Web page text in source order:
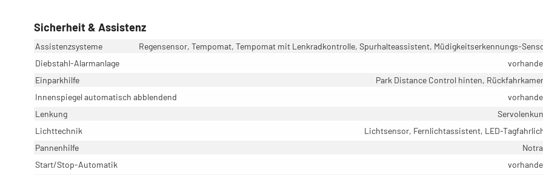
Sicherheit & Assistenz
Assistenzsysteme
Regensensor, Tempomat, Tempomat mit Lenkradkontrolle, Spurhalteassistent, Müdigkeitserkennungs-
Diebstahl-Alarmanlage
Einparkhilfe
Park Distance Control hinten,
Innenspiegel automatisch abblendend
Lenkung
Lichttechnik
Lichtsensor, Fernlichtassistent, LED-
Pannenhilfe
Start/Stop-Automatik